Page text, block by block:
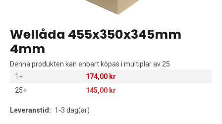
Wellåda 455x350x345mm
4mm
Denna produkten kan enbart köpas i multiplar av 25
1+
174,00 kr
25+
145,00 kr
Leveranstid: 1-3 dag(ar)